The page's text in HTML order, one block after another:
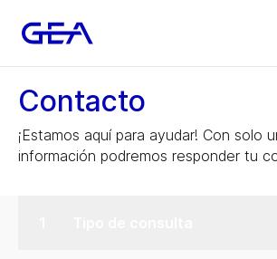
Contacto
¡Estamos aquí para ayudar! Con solo
información podremos responder tu